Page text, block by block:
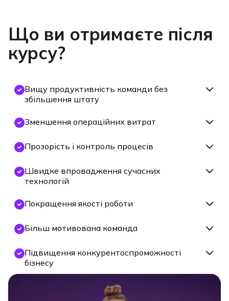
Що ви отримаєте після
курсу?
Вищу продуктивність команди без
збільшення штату
Зменшення операційних витрат
Прозорість і контроль процесів
Швидке впровадження сучасних
технологій
Покращення якості роботи
Більш мотивована команда
Підвищення конкурентоспроможності
бізнесу